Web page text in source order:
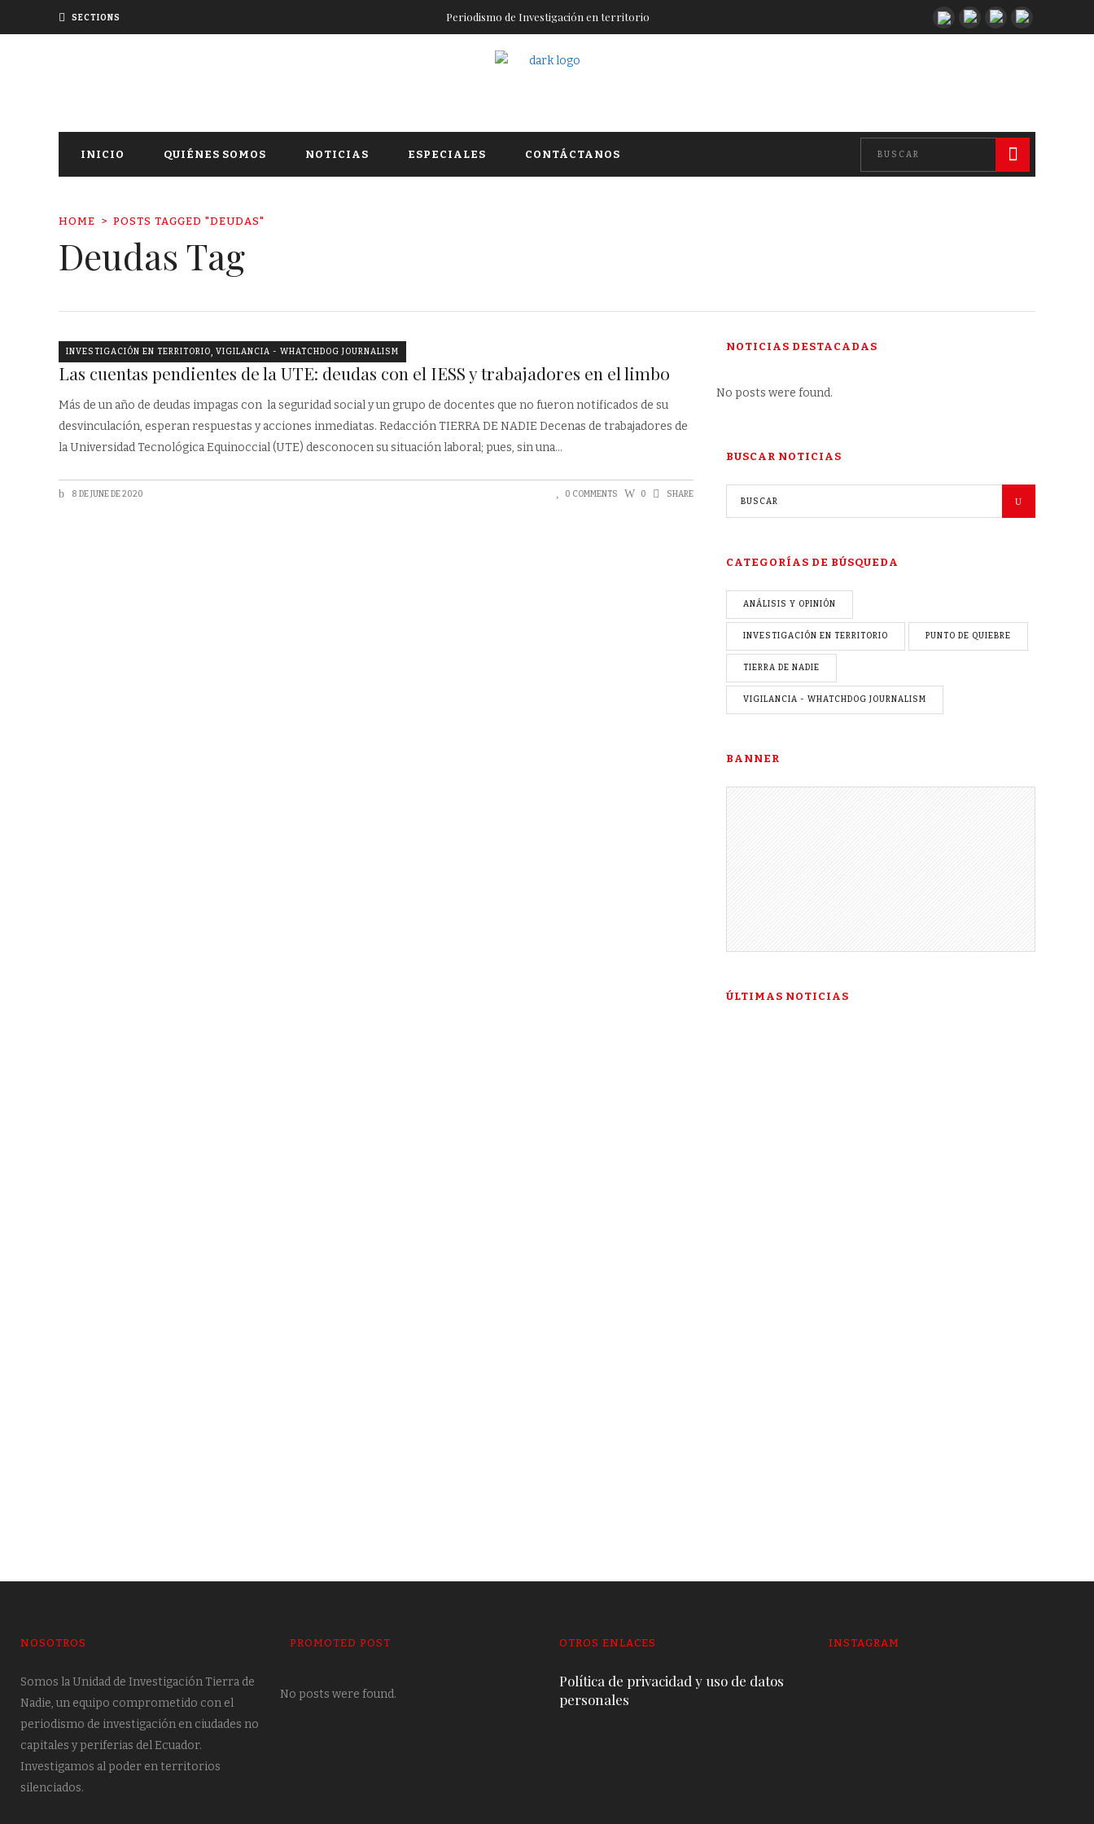
SECTIONS Periodismo de Investigación en territorio
INICIO QUIÉNES SOMOS NOTICIAS ESPECIALES CONTÁCTANOS
HOME POSTS TAGGED "DEUDAS"
Deudas Tag
INVESTIGACIÓN EN TERRITORIO, VIGILANCIA - WHATCHDOG JOURNALISM
Las cuentas pendientes de la UTE: deudas con el IESS y trabajadores en el limbo
Más de un año de deudas impagas con la seguridad social y un grupo de docentes que no fueron notificados de su
desvinculación, esperan respuestas y acciones inmediatas. Redacción TIERRA DE NADIE Decenas de trabajadores de
la Universidad Tecnológica Equinoccial (UTE) desconocen su situación laboral; pues, sin una
8 DE JUNE DE 2020 0 COMMENTS 0 SHARE
NOTICIAS DESTACADAS
No posts were found.
BUSCAR NOTICIAS
CATEGORÍAS DE BÚSQUEDA
ANÁLISIS Y OPINIÓN
INVESTIGACIÓN EN TERRITORIO PUNTO DE QUIEBRE
TIERRA DE NADIE
VIGILANCIA - WHATCHDOG JOURNALISM
BANNER
ÚLTIMAS NOTICIAS
NOSOTROS
Somos la Unidad de Investigación Tierra de
Nadie, un equipo comprometido con el
periodismo de investigación en ciudades no
capitales y periferias del Ecuador.
Investigamos al poder en territorios
silenciados.
PROMOTED POST
No posts were found.
OTROS ENLACES
Política de privacidad y uso de datos
personales
INSTAGRAM